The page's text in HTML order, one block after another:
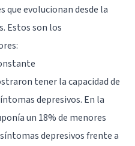
que evolucionan desde la
Estos son los
tener la capacidad de
depresivos. En la
un 18% de menores
depresivos frente a